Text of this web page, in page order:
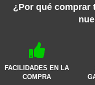
¿Por qué comprar
FACILIDADES EN LA
COMPRA